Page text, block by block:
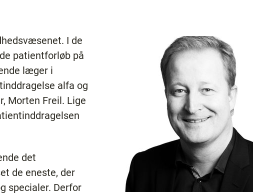
I de
patientforløb på
læger i
alfa og
Morten Freil. Lige
det
de eneste, der
specialer. Derfor